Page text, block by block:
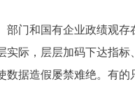
部门和国有企业政绩观
实际，层层加码下达指
数据造假屡禁难绝。有